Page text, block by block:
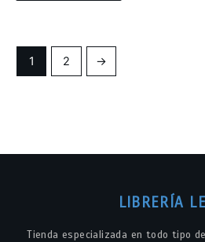
1 2 →
LIBRERÍA
Tienda especializada en todo tipo